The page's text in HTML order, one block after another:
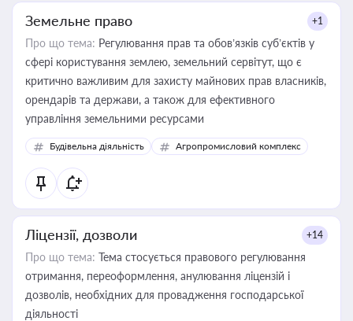
Земельне право +1
Про що тема: Регулювання прав та обов’язків суб’єктів у
сфері користування землею, земельний сервітут, що є
критично важливим для захисту майнових прав власників,
орендарів та держави, а також для ефективного
управління земельними ресурсами
Будівельна діяльність Агропромисловий комплекс
Ліцензії, дозволи +14
Про що тема: Тема стосується правового регулювання
отримання, переоформлення, анулювання ліцензій і
дозволів, необхідних для провадження господарської
діяльності